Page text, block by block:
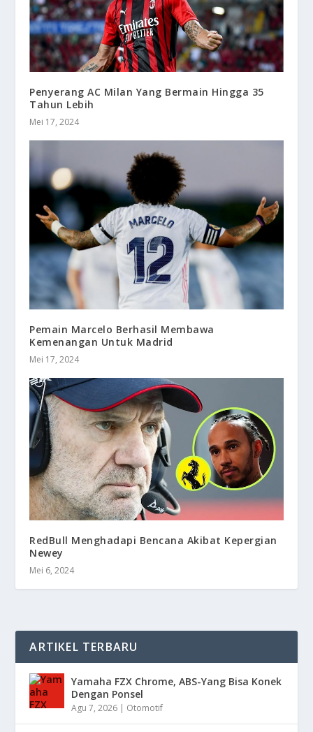
Penyerang AC Milan Yang Bermain Hingga 35
Tahun Lebih
Mei 17, 2024
Pemain Marcelo Berhasil Membawa
Kemenangan Untuk Madrid
Mei 17, 2024
RedBull Menghadapi Bencana Akibat Kepergian
Newey
Mei 6, 2024
ARTIKEL TERBARU
Yamaha FZX Chrome, ABS-Yang Bisa Konek
Dengan Ponsel
Agu 7, 2026 | Otomotif